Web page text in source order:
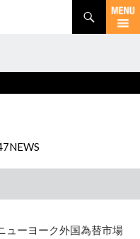
ューヨーク外国為替市場